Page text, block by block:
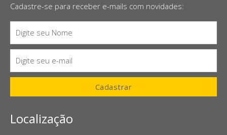
Cadastre-se para receber e-mails com novidades:
Nome
Digite seu Nome
E-
mail
Digite seu e-mail
Cadastrar
Localização